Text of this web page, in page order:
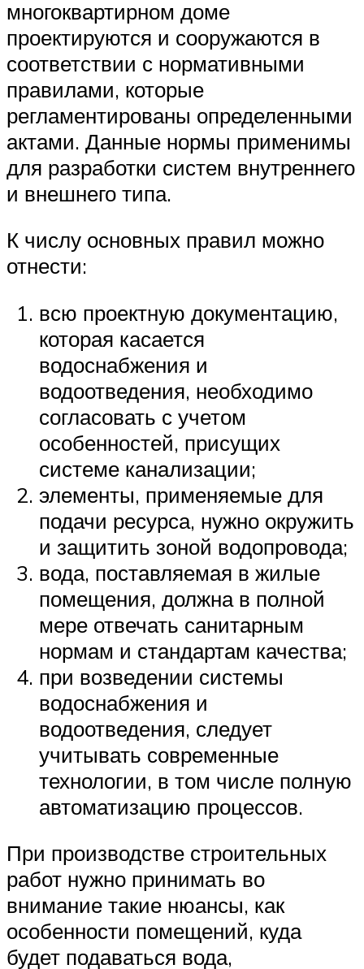
многоквартирном доме
проектируются и сооружаются в
соответствии с нормативными
правилами, которые
регламентированы определенными
актами. Данные нормы применимы
для разработки систем внутреннего
и внешнего типа.
К числу основных правил можно
отнести:
всю проектную документацию,
которая касается
водоснабжения и
водоотведения, необходимо
согласовать с учетом
особенностей, присущих
системе канализации;
элементы, применяемые для
подачи ресурса, нужно окружить
и защитить зоной водопровода;
вода, поставляемая в жилые
помещения, должна в полной
мере отвечать санитарным
нормам и стандартам качества;
при возведении системы
водоснабжения и
водоотведения, следует
учитывать современные
технологии, в том числе полную
автоматизацию процессов.
При производстве строительных
работ нужно принимать во
внимание такие нюансы, как
особенности помещений, куда
будет подаваться вода,